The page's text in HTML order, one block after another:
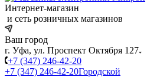
Интернет-магазин
и сеть розничных магазинов
Ваш город
г. Уфа, ул. Проспект Октября 127
+7 (347) 246-42-20
+7 (347) 246-42-20Городской